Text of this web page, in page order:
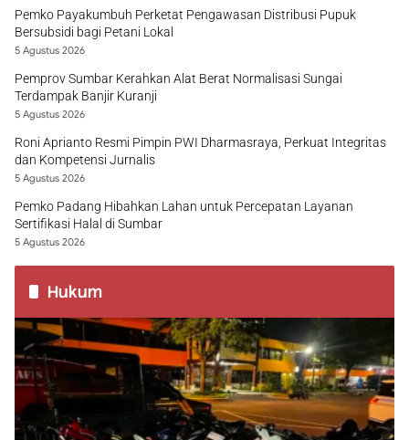
Pemko Payakumbuh Perketat Pengawasan Distribusi Pupuk
Bersubsidi bagi Petani Lokal
5 Agustus 2026
Pemprov Sumbar Kerahkan Alat Berat Normalisasi Sungai
Terdampak Banjir Kuranji
5 Agustus 2026
Roni Aprianto Resmi Pimpin PWI Dharmasraya, Perkuat Integritas
dan Kompetensi Jurnalis
5 Agustus 2026
Pemko Padang Hibahkan Lahan untuk Percepatan Layanan
Sertifikasi Halal di Sumbar
5 Agustus 2026
Hukum